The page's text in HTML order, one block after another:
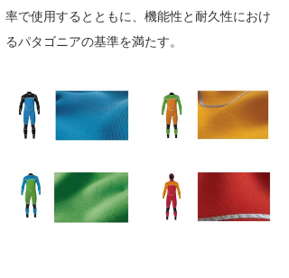
率で使用するとともに、機能性と耐久性におけ
るパタゴニアの基準を満たす。
ハンマー
三輪予報士
上田純子
上條将美